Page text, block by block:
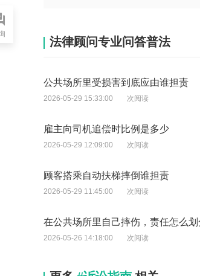
法律顾问专业问答普法
公共场所里受损害到底应由谁担责
2026-05-29 15:33:00 次阅读
雇主向司机追偿时比例是多少
2026-05-29 12:09:00 次阅读
顾客搭乘自动扶梯摔倒谁担责
2026-05-29 11:45:00 次阅读
在公共场所里自己摔伤，责任怎么划
2026-05-26 14:18:00 次阅读